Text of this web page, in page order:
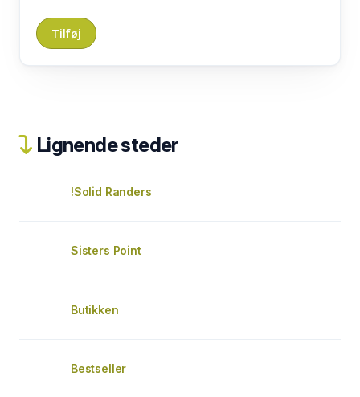
Lignende steder
!Solid Randers
Sisters Point
Butikken
Bestseller